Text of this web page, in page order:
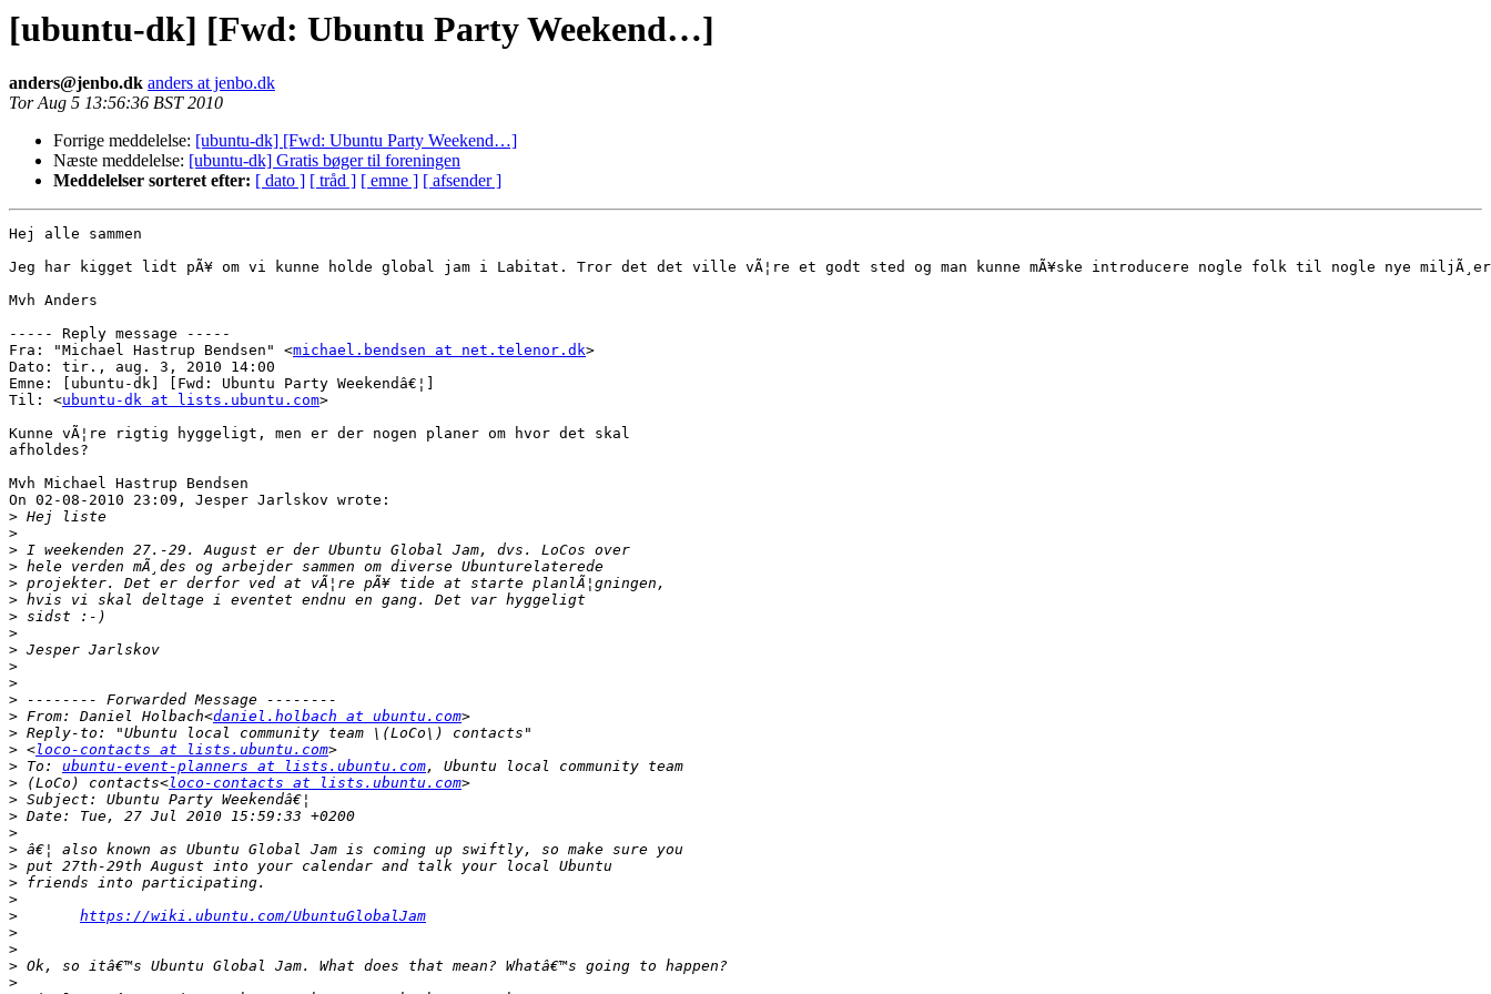
[ubuntu-dk] [Fwd: Ubuntu Party Weekend…]
anders@jenbo.dk anders at jenbo.dk
Tor Aug 5 13:56:36 BST 2010
Forrige meddelelse: [ubuntu-dk] [Fwd: Ubuntu Party Weekend…]
Næste meddelelse: [ubuntu-dk] Gratis bøger til foreningen
Meddelelser sorteret efter: [ dato ] [ tråd ] [ emne ] [ afsender ]
Hej alle sammen
Jeg har kigget lidt pÃ¥ om vi kunne holde global jam i Labitat. Tror det det ville vÃ¦re et godt sted og man kunne mÃ¥ske introducere nogle folk til nogle nye
Mvh Anders
----- Reply message -----
Fra: "Michael Hastrup Bendsen" <michael.bendsen at net.telenor.dk>
Dato: tir., aug. 3, 2010 14:00
Emne: [ubuntu-dk] [Fwd: Ubuntu Party Weekendâ€¦]
Til: <ubuntu-dk at lists.ubuntu.com>
Kunne vÃ¦re rigtig hyggeligt, men er der nogen planer om hvor det skal
afholdes?
Mvh Michael Hastrup Bendsen
On 02-08-2010 23:09, Jesper Jarlskov wrote:
>
>
>
>
>
>
>
>
>
>
>
>
> From: Daniel Holbach<daniel.holbach at ubuntu.com
>
> <loco-contacts at lists.ubuntu.com
> To: ubuntu-event-planners at lists.ubuntu.com
> (LoCo) contacts<loco-contacts at lists.ubuntu.com
>
>
>
>
>
>
>
>
https://wiki.ubuntu.com/UbuntuGlobalJam
>
>
>
>